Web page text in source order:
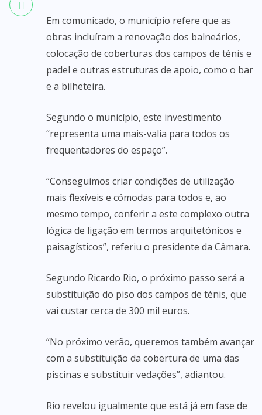
Em comunicado, o município refere que as
obras incluíram a renovação dos balneários,
colocação de coberturas dos campos de ténis e
padel e outras estruturas de apoio, como o bar
e a bilheteira.
Segundo o município, este investimento
“representa uma mais-valia para todos os
frequentadores do espaço”.
“Conseguimos criar condições de utilização
mais flexíveis e cómodas para todos e, ao
mesmo tempo, conferir a este complexo outra
lógica de ligação em termos arquitetónicos e
paisagísticos”, referiu o presidente da Câmara.
Segundo Ricardo Rio, o próximo passo será a
substituição do piso dos campos de ténis, que
vai custar cerca de 300 mil euros.
“No próximo verão, queremos também avançar
com a substituição da cobertura de uma das
piscinas e substituir vedações”, adiantou.
Rio revelou igualmente que está já em fase de